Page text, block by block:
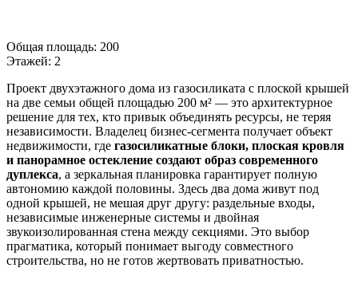
Общая площадь: 200
Этажей: 2
Проект двухэтажного дома из газосиликата с плоской крышей
на две семьи общей площадью 200 м² — это архитектурное
решение для тех, кто привык объединять ресурсы, не теряя
независимости. Владелец бизнес-сегмента получает объект
недвижимости, где газосиликатные блоки, плоская кровля
и панорамное остекление создают образ современного
дуплекса, а зеркальная планировка гарантирует полную
автономию каждой половины. Здесь два дома живут под
одной крышей, не мешая друг другу: раздельные входы,
независимые инженерные системы и двойная
звукоизолированная стена между секциями. Это выбор
прагматика, который понимает выгоду совместного
строительства, но не готов жертвовать приватностью.